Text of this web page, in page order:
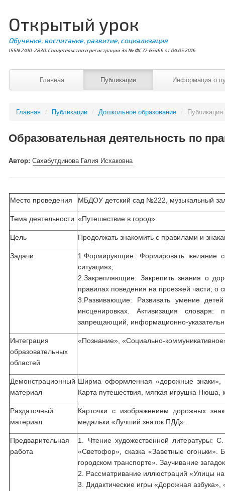
Открытый урок
Обучение, воспитание, развитие, социализация
ISSN 2410-2830. Свидетельство о регистрации Эл № ФС77-65466 от 04.05.2016
Главная Публикации Информация о
Главная / Публикации / Дошкольное образование /
Образовательная деятельность по
Автор:Сахабутдинова Галия Исхаковна
Место проведения МБДОУ детский сад №222, музыкальный
Тема деятельности «Путешествие в город»
Цель Продолжать знакомить с правилами и
Задачи:
1.Формирующие: Формировать желание
ситуациях;
2.Закрепляющие: Закрепить знания о
правилах поведения на проезжей части; о
3.Развивающие: Развивать умение
инсценировках. Активизация
запрещающий, информационно-
Интеграция
образовательных
областей
«Познание», «Социально-
Демонстрационный
материал
Ширма оформленная «дорожные знаки»,
Карта путешествия, мягкая игрушка Нюша,
Раздаточный
материал
Карточки с изображением дорожных
медальки «Лучший знаток ПДД».
Предварительная
работа
1. Чтение художественной
«Светофор», сказка «Заветные
городском транспорте». Заучивание
2. Рассматривание иллюстраций «Улицы
3. Дидактические игры «Дорожная